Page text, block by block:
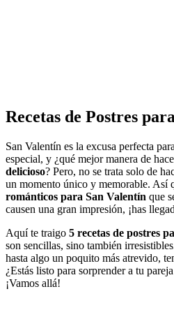
Recetas de Postres
San Valentín es la excusa perfecta
especial, y ¿qué mejor manera de
delicioso? Pero, no se trata solo de
un momento único y memorable. Así
románticos para San Valentín que
causen una gran impresión, ¡has
Aquí te traigo 5 recetas de postres
son sencillas, sino también
hasta algo un poquito más atrevido,
¿Estás listo para sorprender a tu
¡Vamos allá!